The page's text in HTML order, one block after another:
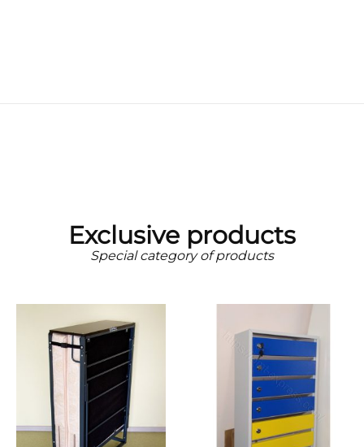
Exclusive products
Special category of products